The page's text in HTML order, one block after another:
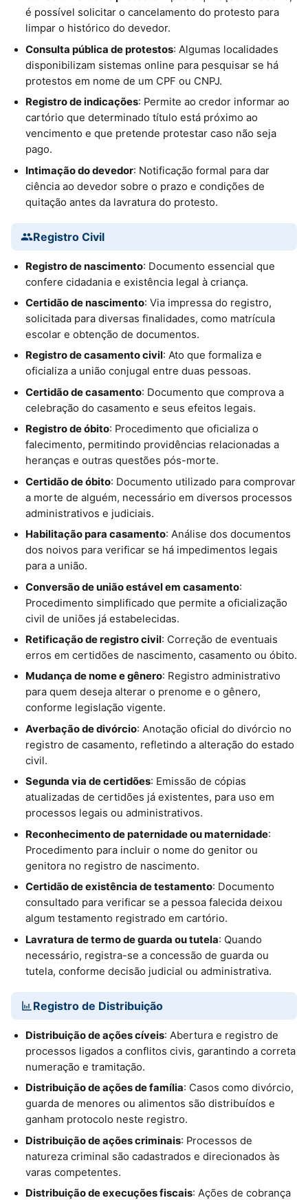
é possível solicitar o cancelamento do protesto para
limpar o histórico do devedor.
Consulta pública de protestos: Algumas localidades
disponibilizam sistemas online para pesquisar se há
protestos em nome de um CPF ou CNPJ.
Registro de indicações: Permite ao credor informar ao
cartório que determinado título está próximo ao
vencimento e que pretende protestar caso não seja
pago.
Intimação do devedor: Notificação formal para dar
ciência ao devedor sobre o prazo e condições de
quitação antes da lavratura do protesto.
Registro Civil
Registro de nascimento: Documento essencial que
confere cidadania e existência legal à criança.
Certidão de nascimento: Via impressa do registro,
solicitada para diversas finalidades, como matrícula
escolar e obtenção de documentos.
Registro de casamento civil: Ato que formaliza e
oficializa a união conjugal entre duas pessoas.
Certidão de casamento: Documento que comprova a
celebração do casamento e seus efeitos legais.
Registro de óbito: Procedimento que oficializa o
falecimento, permitindo providências relacionadas a
heranças e outras questões pós-morte.
Certidão de óbito: Documento utilizado para comprovar
a morte de alguém, necessário em diversos processos
administrativos e judiciais.
Habilitação para casamento: Análise dos documentos
dos noivos para verificar se há impedimentos legais
para a união.
Conversão de união estável em casamento:
Procedimento simplificado que permite a oficialização
civil de uniões já estabelecidas.
Retificação de registro civil: Correção de eventuais
erros em certidões de nascimento, casamento ou óbito.
Mudança de nome e gênero: Registro administrativo
para quem deseja alterar o prenome e o gênero,
conforme legislação vigente.
Averbação de divórcio: Anotação oficial do divórcio no
registro de casamento, refletindo a alteração do estado
civil.
Segunda via de certidões: Emissão de cópias
atualizadas de certidões já existentes, para uso em
processos legais ou administrativos.
Reconhecimento de paternidade ou maternidade:
Procedimento para incluir o nome do genitor ou
genitora no registro de nascimento.
Certidão de existência de testamento: Documento
consultado para verificar se a pessoa falecida deixou
algum testamento registrado em cartório.
Lavratura de termo de guarda ou tutela: Quando
necessário, registra-se a concessão de guarda ou
tutela, conforme decisão judicial ou administrativa.
Registro de Distribuição
Distribuição de ações cíveis: Abertura e registro de
processos ligados a conflitos civis, garantindo a correta
numeração e tramitação.
Distribuição de ações de família: Casos como divórcio,
guarda de menores ou alimentos são distribuídos e
ganham protocolo neste registro.
Distribuição de ações criminais: Processos de
natureza criminal são cadastrados e direcionados às
varas competentes.
Distribuição de execuções fiscais: Ações de cobrança